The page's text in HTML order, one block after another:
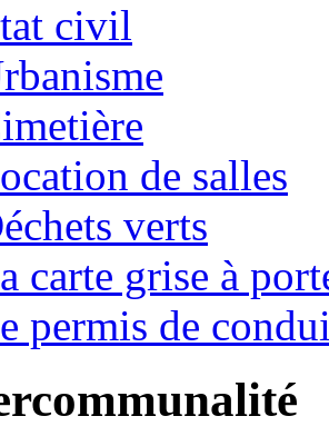
civil
de salles
verts
carte grise à
permis de